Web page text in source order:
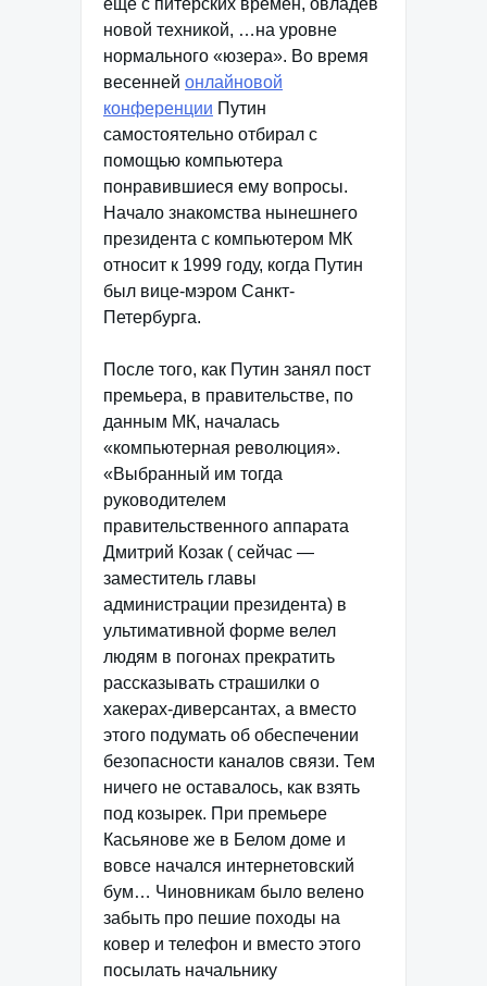
еще с питерских времен, овладев
новой техникой, …на уровне
нормального «юзера». Во время
весенней онлайновой
конференции Путин
самостоятельно отбирал с
помощью компьютера
понравившиеся ему вопросы.
Начало знакомства нынешнего
президента с компьютером МК
относит к 1999 году, когда Путин
был вице-мэром Санкт-
Петербурга.
После того, как Путин занял пост
премьера, в правительстве, по
данным МК, началась
«компьютерная революция».
«Выбранный им тогда
руководителем
правительственного аппарата
Дмитрий Козак ( сейчас —
заместитель главы
администрации президента) в
ультимативной форме велел
людям в погонах прекратить
рассказывать страшилки о
хакерах-диверсантах, а вместо
этого подумать об обеспечении
безопасности каналов связи. Тем
ничего не оставалось, как взять
под козырек. При премьере
Касьянове же в Белом доме и
вовсе начался интернетовский
бум… Чиновникам было велено
забыть про пешие походы на
ковер и телефон и вместо этого
посылать начальнику